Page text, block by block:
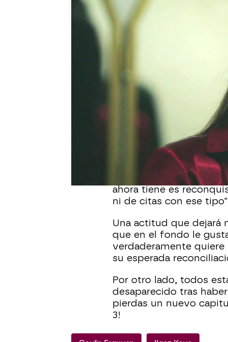
Julia Zapata López
Publicado: 26 de octubre de 2023, 17:58
El hijo de Yekta y la
llevarse mejor aunque
esta nueva actitud
embargo, este nuevo
despertará los celos
ahora tiene es
ni de citas con ese
Una actitud que dejará
que en el fondo le
verdaderamente quiere
su esperada
Por otro lado, todos
desaparecido tras
pierdas un nuevo
3!